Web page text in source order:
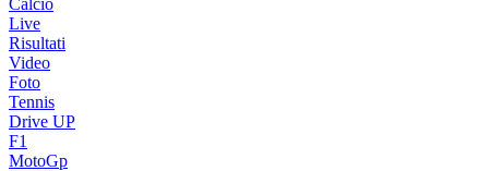
Calcio
Live
Risultati
Video
Foto
Tennis
Drive UP
F1
MotoGp